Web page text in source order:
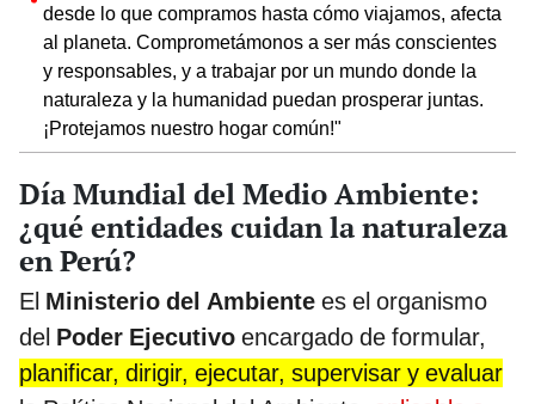
desde lo que compramos hasta cómo viajamos, afecta
al planeta. Comprometámonos a ser más conscientes
y responsables, y a trabajar por un mundo donde la
naturaleza y la humanidad puedan prosperar juntas.
¡Protejamos nuestro hogar común!"
Día Mundial del Medio Ambiente:
¿qué entidades cuidan la naturaleza
en Perú?
El Ministerio del Ambiente es el organismo
del Poder Ejecutivo encargado de formular,
planificar, dirigir, ejecutar, supervisar y evaluar